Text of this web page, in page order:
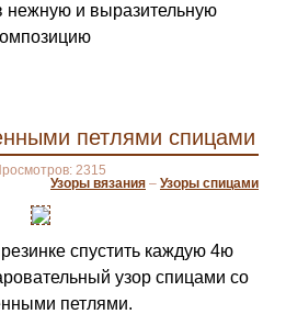
нежную и выразительную
петлями спицами
2315
Узоры вязания – Узоры спицами
спустить каждую 4ю
узор спицами со
петлями.